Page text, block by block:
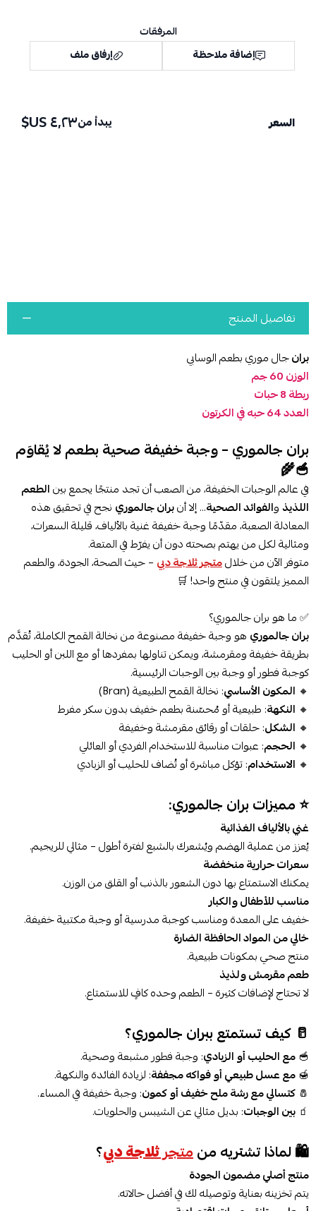
المرفقات
إضافة ملاحظة
إرفاق ملف
اسحب و افلت الملف هنا
السعر يبدأ من٤٫٢٣ US$
تفاصيل المنتج
برانجال موري بطعم الوسابي
الوزن 60 جم
ربطة 8 حبات
العدد 64 حبه في الكرتون
بران جالموري – وجبة خفيفة صحية بطعم لا يُقاوَم
🥣🌾
في عالم الوجبات الخفيفة، من الصعب أن تجد منتجًا يجمع بينالطعم
اللذيذوالفوائد الصحية... إلا أنبران جالموري نجح في تحقيق هذه
المعادلة الصعبة، مقدّمًا وجبة خفيفة غنية بالألياف، قليلة السعرات،
ومثالية لكل من يهتم بصحته دون أن يفرّط في المتعة.
متوفر الآن من خلالمتجر ثلاجة دبي – حيث الصحة، الجودة، والطعم
المميز يلتقون في منتج واحد! 🛒
✅ ما هو بران جالموري؟
بران جالموري هو وجبة خفيفة مصنوعة من نخالة القمح الكاملة، تُقدَّم
بطريقة خفيفة ومقرمشة، ويمكن تناولها بمفردها أو مع اللبن أو الحليب
كوجبة فطور أو وجبة بين الوجبات الرئيسية.
🔸 المكون الأساسي: نخالة القمح الطبيعية (Bran)
🔸 النكهة: طبيعية أو مُحسّنة بطعم خفيف بدون سكر مفرط
🔸 الشكل: حلقات أو رقائق مقرمشة وخفيفة
🔸 الحجم: عبوات مناسبة للاستخدام الفردي أو العائلي
🔸 الاستخدام: تؤكل مباشرة أو تُضاف للحليب أو الزبادي
⭐ مميزات بران جالموري:
غني بالألياف الغذائية
يُعزز من عملية الهضم ويُشعرك بالشبع لفترة أطول – مثالي للريجيم.
سعرات حرارية منخفضة
يمكنك الاستمتاع بها دون الشعور بالذنب أو القلق من الوزن.
مناسب للأطفال والكبار
خفيف على المعدة ومناسب كوجبة مدرسية أو وجبة مكتبية خفيفة.
خالي من المواد الحافظة الضارة
منتج صحي بمكونات طبيعية.
طعم مقرمش ولذيذ
لا تحتاج لإضافات كثيرة – الطعم وحده كافٍ للاستمتاع.
🥛 كيف تستمتع ببران جالموري؟
🥣مع الحليب أو الزبادي: وجبة فطور مشبعة وصحية.
🍯مع عسل طبيعي أو فواكه مجففة: لزيادة الفائدة والنكهة.
🧂 كتسالي مع رشة ملح خفيف أو كمون: وجبة خفيفة في المساء.
🧃 بين الوجبات: بديل مثالي عن الشيبس والحلويات.
🛍️ لماذا تشتريه منمتجرثلاجة دبي؟
منتج أصلي مضمون الجودة
يتم تخزينه بعناية وتوصيله لك في أفضل حالاته.